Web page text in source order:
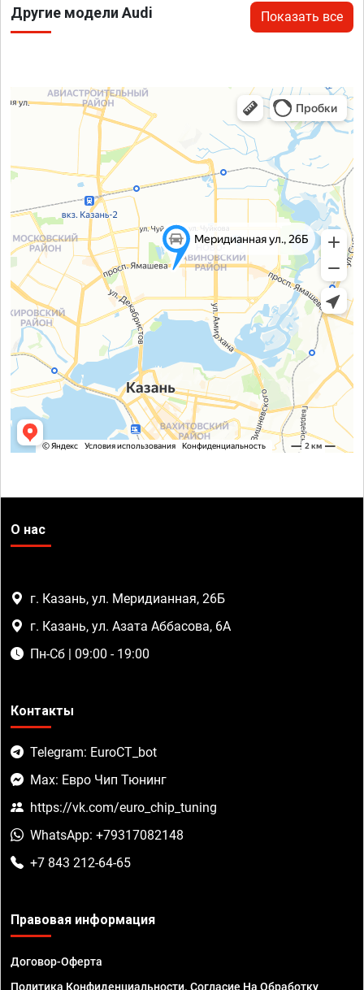
Другие модели Audi Показать все
О нас
г. Казань, ул. Меридианная, 26Б
г. Казань, ул. Азата Аббасова, 6А
Пн-Сб | 09:00 - 19:00
Контакты
Telegram: EuroCT_bot
Max: Евро Чип Тюнинг
https://vk.com/euro_chip_tuning
WhatsApp: +79317082148
+7 843 212-64-65
Правовая информация
Договор-Оферта
Политика Конфиденциальности. Согласие На Обработку